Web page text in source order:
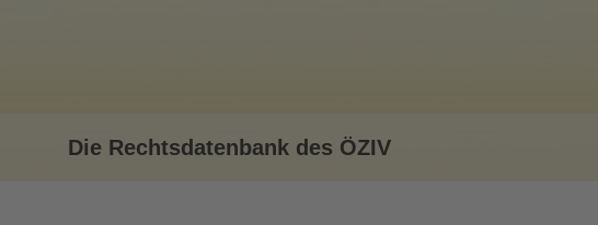
Die Rechtsdatenbank des ÖZIV